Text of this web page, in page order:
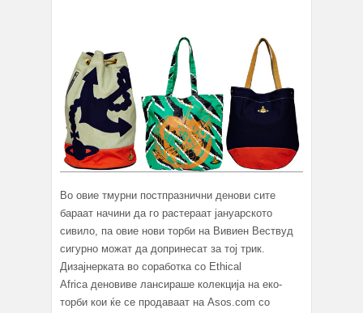
Во овие тмурни постпразнични денови сите
бараат начини да го растераат јануарското
сивило, па овие нови торби на Вивиен Вествуд
сигурно можат да допринесат за тој трик.
Дизајнерката во соработка со Ethical
Africa деновиве лансираше колекција на еко-
торби кои ќе се продаваат на Asos.com со